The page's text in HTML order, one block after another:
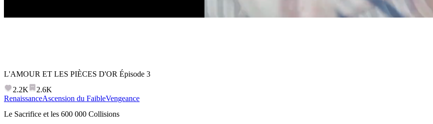
L'AMOUR ET LES PIÈCES D'OR Épisode 3
2.2K
2.6K
RenaissanceAscension du FaibleVengeance
Le Sacrifice et les 600 000 Collisions